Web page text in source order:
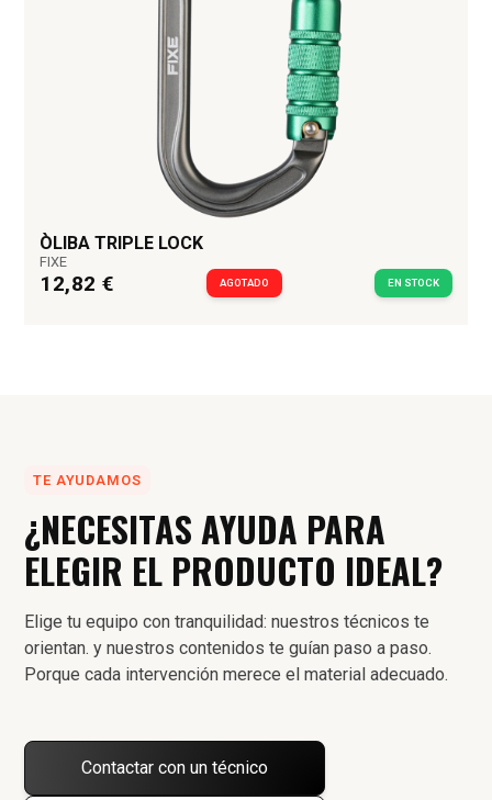
ÒLIBA TRIPLE LOCK
FIXE
12,82 € AGOTADO EN STOCK
TE AYUDAMOS
¿NECESITAS AYUDA PARA
ELEGIR EL PRODUCTO IDEAL?
Elige tu equipo con tranquilidad: nuestros técnicos te
orientan. y nuestros contenidos te guían paso a paso.
Porque cada intervención merece el material adecuado.
Contactar con un técnico